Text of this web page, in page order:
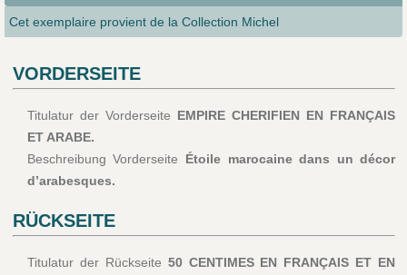
Cet exemplaire provient de la Collection Michel
VORDERSEITE
Titulatur der Vorderseite EMPIRE CHERIFIEN EN FRANÇAIS
ET ARABE.
Beschreibung Vorderseite Étoile marocaine dans un décor
d’arabesques.
RÜCKSEITE
Titulatur der Rückseite 50 CENTIMES EN FRANÇAIS ET EN